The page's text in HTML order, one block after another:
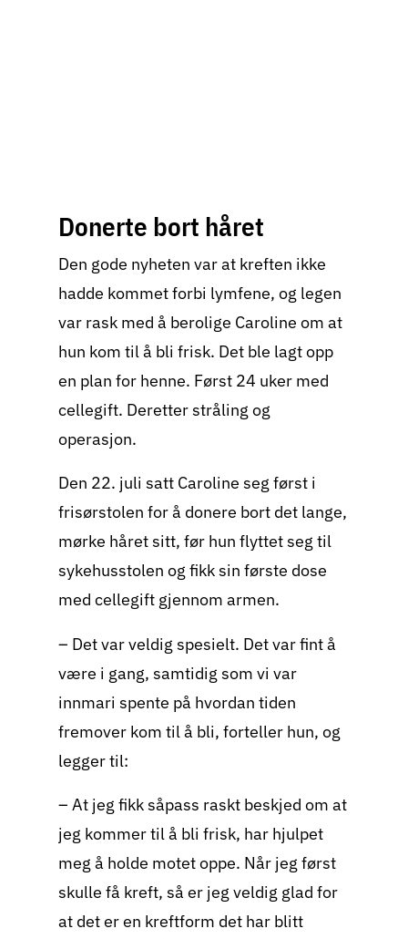
Donerte bort håret
Den gode nyheten var at kreften ikke
hadde kommet forbi lymfene, og legen
var rask med å berolige Caroline om at
hun kom til å bli frisk. Det ble lagt opp
en plan for henne. Først 24 uker med
cellegift. Deretter stråling og
operasjon.
Den 22. juli satt Caroline seg først i
frisørstolen for å donere bort det lange,
mørke håret sitt, før hun flyttet seg til
sykehusstolen og fikk sin første dose
med cellegift gjennom armen.
– Det var veldig spesielt. Det var fint å
være i gang, samtidig som vi var
innmari spente på hvordan tiden
fremover kom til å bli, forteller hun, og
legger til:
– At jeg fikk såpass raskt beskjed om at
jeg kommer til å bli frisk, har hjulpet
meg å holde motet oppe. Når jeg først
skulle få kreft, så er jeg veldig glad for
at det er en kreftform det har blitt